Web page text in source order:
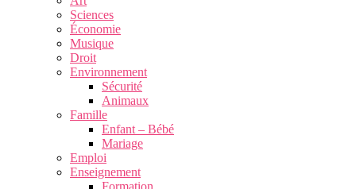
Sciences
Économie
Musique
Droit
Environnement
Sécurité
Animaux
Famille
Enfant – Bébé
Mariage
Emploi
Enseignement
Formation